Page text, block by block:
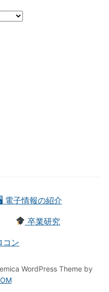
電子情報の紹介
卒業研究
ン
WordPress Theme by